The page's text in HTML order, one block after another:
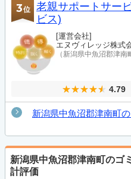
3位
老親サポートサー
ビス)
[運営会社]
エヌヴィレッジ株式
（新潟県中魚沼郡津南
4.79
新潟県中魚沼郡津南町
新潟県中魚沼郡津南町のゴ
計評価